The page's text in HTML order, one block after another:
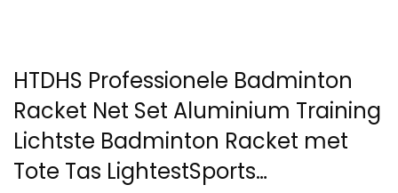
HTDHS Professionele Badminton
Racket Net Set Aluminium Training
Lichtste Badminton Racket met
Tote Tas LightestSports…